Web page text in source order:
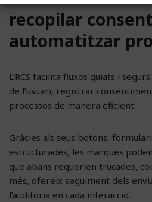
recopilar
automatitzar
L’RCS facilita fluxos guiats i
de l’usuari, registrar
processos de manera eficient.
Gràcies als seus botons,
estructurades, les marques
que abans requerien trucades,
més, ofereix seguiment dels
l’auditoria en cada interacció.